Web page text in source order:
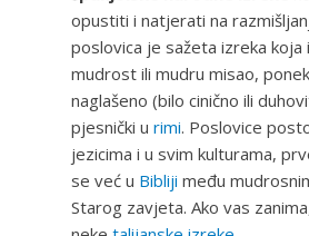
opustiti i natjerati na
poslovica je sažeta izreka koja
mudrost ili mudru misao,
naglašeno (bilo cinično ili
pjesnički u rimi. Poslovice
jezicima i u svim kulturama,
se već u Bibliji među
Starog zavjeta. Ako vas